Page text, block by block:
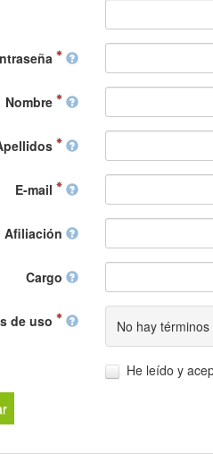
Nombre
E-mail
Afiliación
Cargo
de uso No hay
He leído y